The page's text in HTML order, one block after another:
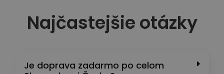
Najčastejšie otázky
Je doprava zadarmo po celom